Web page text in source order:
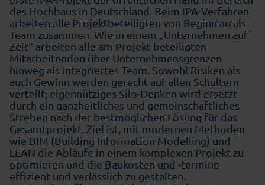
des Hochbaus in Deutschland. Beim IPA-Verfahren
arbeiten alle Projektbeteiligten von Beginn an als
Team zusammen. Wie in einem „Unternehmen auf
Zeit“ arbeiten alle am Projekt beteiligten
Mitarbeitenden über Unternehmensgrenzen
hinweg als integriertes Team. Sowohl Risiken als
auch Gewinn werden gerecht auf allen Schultern
verteilt; eigennütziges Silo-Denken wird ersetzt
durch ein ganzheitliches und gemeinschaftliches
Streben nach der bestmöglichen Lösung für das
Gesamtprojekt. Ziel ist, mit modernen Methoden
wie BIM (Building Information Modelling) und
LEAN die Abläufe in einem komplexen Projekt zu
optimieren und die Baukosten und -termine
effizient und verlässlich zu gestalten.